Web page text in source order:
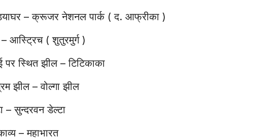
– क्रूजर नेशनल पार्क ( द. आफ्रीका )
– आस्ट्रिच ( शुतुरमुर्ग )
स्थित झील – टिटिकाका
झील – वोल्गा झील
– सुन्दरवन डेल्टा
– महाभारत